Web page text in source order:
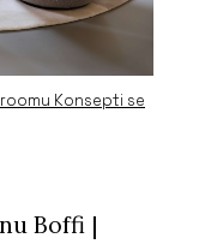
Konsepti se
Boffi |